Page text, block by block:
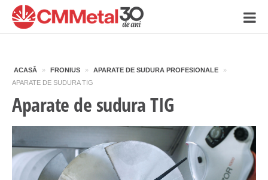
ACASĂ » FRONIUS » APARATE DE SUDURA PROFESIONALE
»
APARATE DE SUDURA TIG
Aparate de sudura TIG